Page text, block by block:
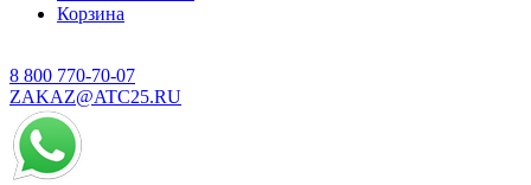
Корзина
8 800 770-70-07
ZAKAZ@ATC25.RU